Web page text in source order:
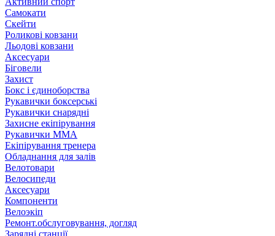
Самокати
Скейти
Роликові ковзани
Льодові ковзани
Аксесуари
Біговели
Захист
Бокс і єдиноборства
Рукавички боксерські
Рукавички снарядні
Захисне екіпірування
Рукавички ММА
Екіпірування тренера
Обладнання для залів
Велотовари
Велосипеди
Аксесуари
Компоненти
Велоэкіп
Ремонт.обслуговування, догляд
Зарядні станції